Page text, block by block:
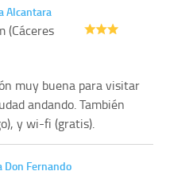
Alcantara
(Cáceres
muy buena para visitar
andando. También
y wi-fi (gratis).
Don Fernando